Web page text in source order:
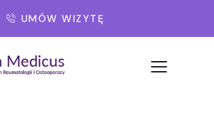
UMÓW WIZYTĘ